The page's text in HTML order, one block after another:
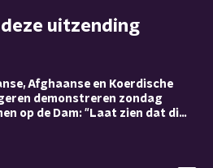
uitzending
Afghaanse en Koerdische
demonstreren zondag
op de Dam: "Laat zien dat dit